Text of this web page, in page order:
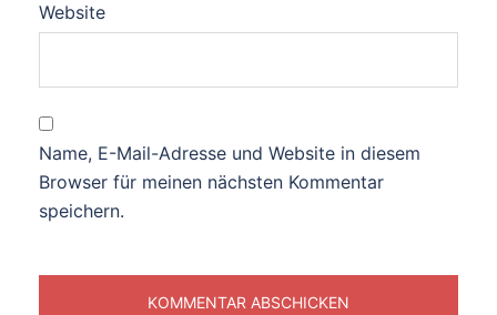
Website
Name, E-Mail-Adresse und Website in diesem
Browser für meinen nächsten Kommentar
speichern.